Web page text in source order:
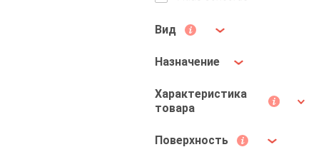
Вид
Назначение
Характеристика
товара
Поверхность